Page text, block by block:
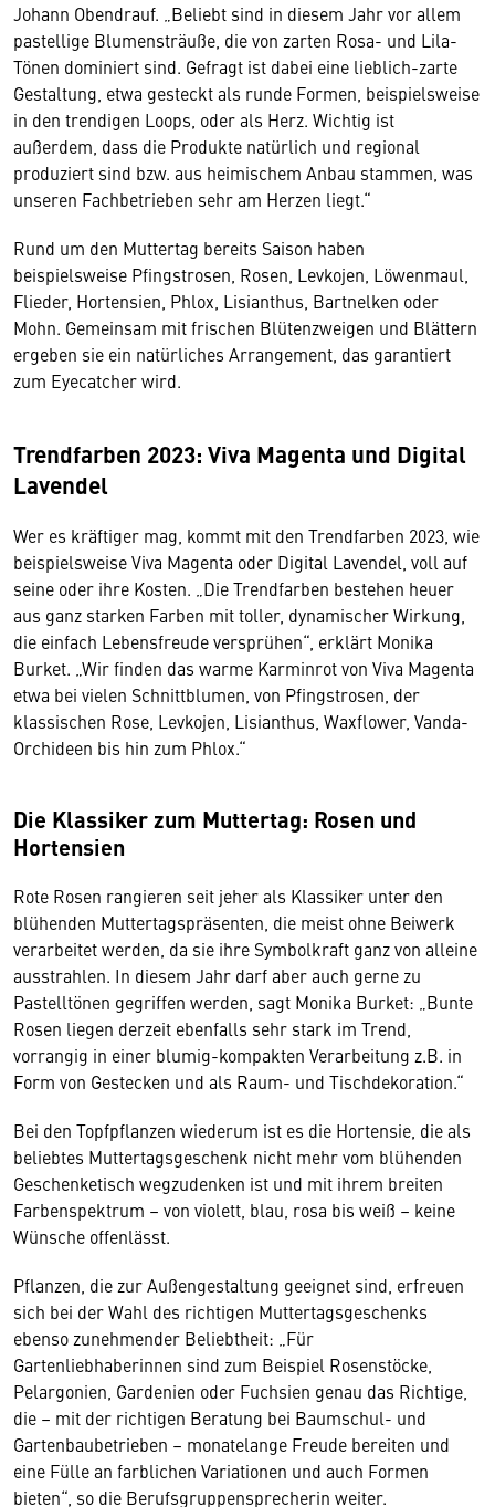
Johann Obendrauf. „Beliebt sind in diesem Jahr vor allem
pastellige Blumensträuße, die von zarten Rosa- und Lila-
Tönen dominiert sind. Gefragt ist dabei eine lieblich-zarte
Gestaltung, etwa gesteckt als runde Formen, beispielsweise
in den trendigen Loops, oder als Herz. Wichtig ist
außerdem, dass die Produkte natürlich und regional
produziert sind bzw. aus heimischem Anbau stammen, was
unseren Fachbetrieben sehr am Herzen liegt.“
Rund um den Muttertag bereits Saison haben
beispielsweise Pfingstrosen, Rosen, Levkojen, Löwenmaul,
Flieder, Hortensien, Phlox, Lisianthus, Bartnelken oder
Mohn. Gemeinsam mit frischen Blütenzweigen und Blättern
ergeben sie ein natürliches Arrangement, das garantiert
zum Eyecatcher wird.
Trendfarben 2023: Viva Magenta und Digital
Lavendel
Wer es kräftiger mag, kommt mit den Trendfarben 2023, wie
beispielsweise Viva Magenta oder Digital Lavendel, voll auf
seine oder ihre Kosten. „Die Trendfarben bestehen heuer
aus ganz starken Farben mit toller, dynamischer Wirkung,
die einfach Lebensfreude versprühen“, erklärt Monika
Burket. „Wir finden das warme Karminrot von Viva Magenta
etwa bei vielen Schnittblumen, von Pfingstrosen, der
klassischen Rose, Levkojen, Lisianthus, Waxflower, Vanda-
Orchideen bis hin zum Phlox.“
Die Klassiker zum Muttertag: Rosen und
Hortensien
Rote Rosen rangieren seit jeher als Klassiker unter den
blühenden Muttertagspräsenten, die meist ohne Beiwerk
verarbeitet werden, da sie ihre Symbolkraft ganz von alleine
ausstrahlen. In diesem Jahr darf aber auch gerne zu
Pastelltönen gegriffen werden, sagt Monika Burket: „Bunte
Rosen liegen derzeit ebenfalls sehr stark im Trend,
vorrangig in einer blumig-kompakten Verarbeitung z.B. in
Form von Gestecken und als Raum- und Tischdekoration.“
Bei den Topfpflanzen wiederum ist es die Hortensie, die als
beliebtes Muttertagsgeschenk nicht mehr vom blühenden
Geschenketisch wegzudenken ist und mit ihrem breiten
Farbenspektrum – von violett, blau, rosa bis weiß – keine
Wünsche offenlässt.
Pflanzen, die zur Außengestaltung geeignet sind, erfreuen
sich bei der Wahl des richtigen Muttertagsgeschenks
ebenso zunehmender Beliebtheit: „Für
Gartenliebhaberinnen sind zum Beispiel Rosenstöcke,
Pelargonien, Gardenien oder Fuchsien genau das Richtige,
die – mit der richtigen Beratung bei Baumschul- und
Gartenbaubetrieben – monatelange Freude bereiten und
eine Fülle an farblichen Variationen und auch Formen
bieten“, so die Berufsgruppensprecherin weiter.